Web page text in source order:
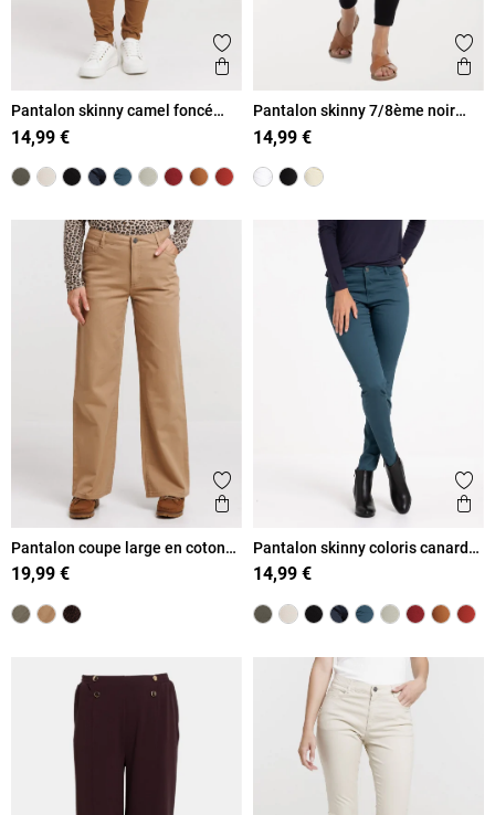
Ajouter aux favoris
Aperçu rapide
Pantalon skinny camel foncé
femme
14,99 €
Pantalon skinny 7/8ème noir
femme
14,99 €
Ajouter aux favoris
Aperçu rapide
Pantalon coupe large en coton
femme
19,99 €
Pantalon skinny coloris canard
femme
14,99 €